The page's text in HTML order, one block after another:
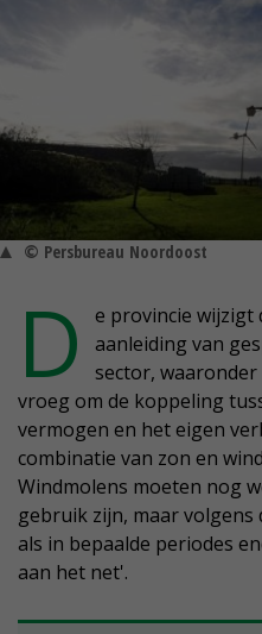
© Persbureau Noordoost
D
e provincie wijzigt
aanleiding van
sector,
vroeg om de koppeling
vermogen en het eigen
combinatie van zon en
Windmolens moeten nog
gebruik zijn, maar
als in bepaalde periodes
aan het net'.